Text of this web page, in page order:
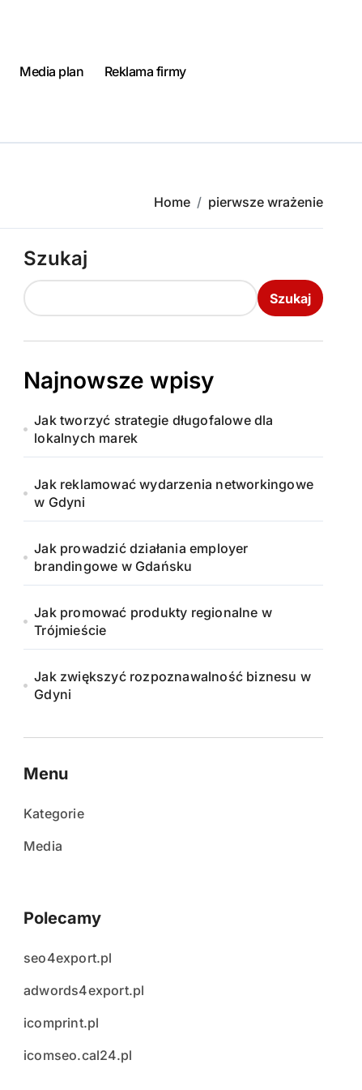
Media plan Reklama firmy
Home pierwsze wrażenie
Szukaj
Szukaj
Najnowsze wpisy
Jak tworzyć strategie długofalowe dla
lokalnych marek
Jak reklamować wydarzenia networkingowe
w Gdyni
Jak prowadzić działania employer
brandingowe w Gdańsku
Jak promować produkty regionalne w
Trójmieście
Jak zwiększyć rozpoznawalność biznesu w
Gdyni
Menu
Kategorie
Media
Polecamy
seo4export.pl
adwords4export.pl
icomprint.pl
icomseo.cal24.pl